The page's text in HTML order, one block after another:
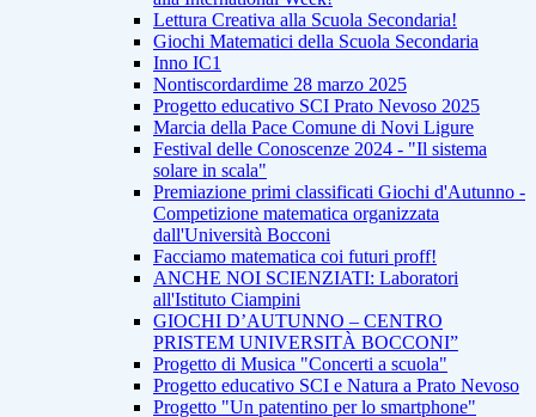
Lettura Creativa alla Scuola Secondaria!
Giochi Matematici della Scuola Secondaria
Inno IC1
Nontiscordardime 28 marzo 2025
Progetto educativo SCI Prato Nevoso 2025
Marcia della Pace Comune di Novi Ligure
Festival delle Conoscenze 2024 - "Il sistema
solare in scala"
Premiazione primi classificati Giochi d'Autunno -
Competizione matematica organizzata
dall'Università Bocconi
Facciamo matematica coi futuri proff!
ANCHE NOI SCIENZIATI: Laboratori
all'Istituto Ciampini
GIOCHI D’AUTUNNO – CENTRO
PRISTEM UNIVERSITÀ BOCCONI”
Progetto di Musica "Concerti a scuola"
Progetto educativo SCI e Natura a Prato Nevoso
Progetto "Un patentino per lo smartphone"